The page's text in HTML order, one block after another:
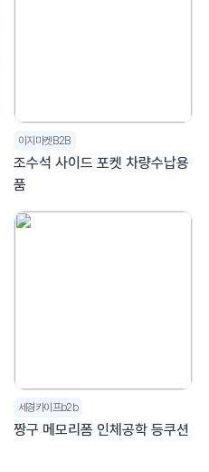
이지마켓B2B
조수석 사이드 포켓 차량수납용
품
세경카이프b2b
짱구 메모리폼 인체공학 등쿠션